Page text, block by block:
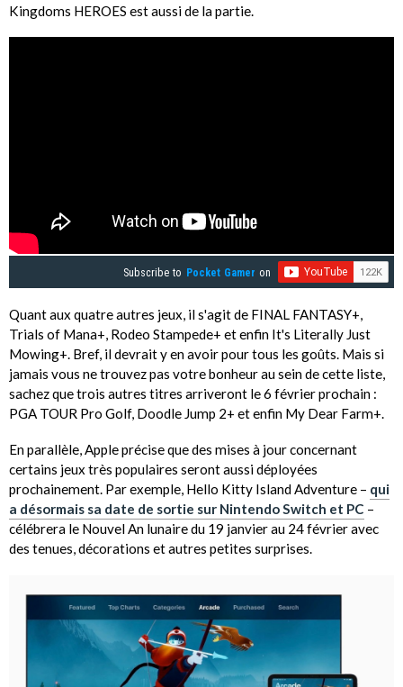
Kingdoms HEROES est aussi de la partie.
Subscribe to Pocket Gamer on
Quant aux quatre autres jeux, il s'agit de FINAL FANTASY+,
Trials of Mana+, Rodeo Stampede+ et enfin It's Literally Just
Mowing+. Bref, il devrait y en avoir pour tous les goûts. Mais si
jamais vous ne trouvez pas votre bonheur au sein de cette liste,
sachez que trois autres titres arriveront le 6 février prochain :
PGA TOUR Pro Golf, Doodle Jump 2+ et enfin My Dear Farm+.
En parallèle, Apple précise que des mises à jour concernant
certains jeux très populaires seront aussi déployées
prochainement. Par exemple, Hello Kitty Island Adventure – qui
a désormais sa date de sortie sur Nintendo Switch et PC –
célébrera le Nouvel An lunaire du 19 janvier au 24 février avec
des tenues, décorations et autres petites surprises.